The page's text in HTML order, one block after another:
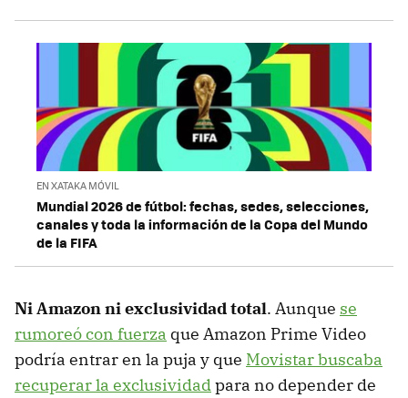
EN XATAKA MÓVIL
Mundial 2026 de fútbol: fechas, sedes, selecciones,
canales y toda la información de la Copa del Mundo
de la FIFA
Ni Amazon ni exclusividad total. Aunque se
rumoreó con fuerza que Amazon Prime Video
podría entrar en la puja y que Movistar buscaba
recuperar la exclusividadpara no depender de